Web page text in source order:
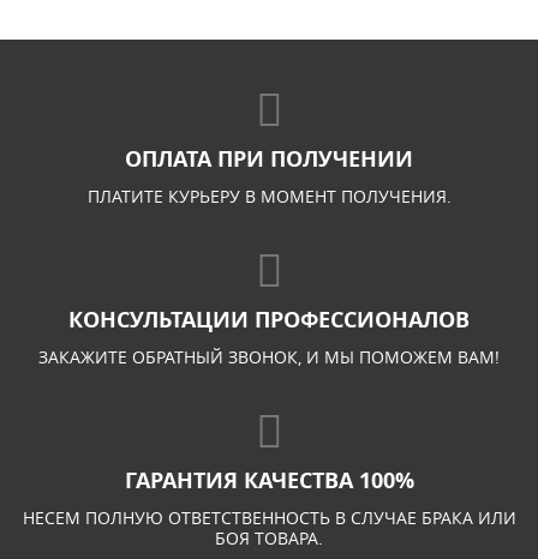
ОПЛАТА ПРИ ПОЛУЧЕНИИ
ПЛАТИТЕ КУРЬЕРУ В МОМЕНТ ПОЛУЧЕНИЯ.
КОНСУЛЬТАЦИИ ПРОФЕССИОНАЛОВ
ЗАКАЖИТЕ ОБРАТНЫЙ ЗВОНОК, И МЫ ПОМОЖЕМ ВАМ!
ГАРАНТИЯ КАЧЕСТВА 100%
НЕСЕМ ПОЛНУЮ ОТВЕТСТВЕННОСТЬ В СЛУЧАЕ БРАКА ИЛИ
БОЯ ТОВАРА.